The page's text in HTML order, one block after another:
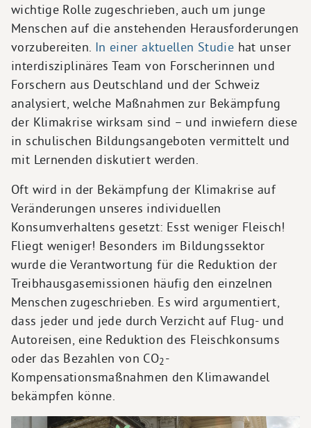
wichtige Rolle zugeschrieben, auch um junge
Menschen auf die anstehenden Herausforderungen
vorzubereiten. In einer aktuellen Studie hat unser
interdisziplinäres Team von Forscherinnen und
Forschern aus Deutschland und der Schweiz
analysiert, welche Maßnahmen zur Bekämpfung
der Klimakrise wirksam sind – und inwiefern diese
in schulischen Bildungsangeboten vermittelt und
mit Lernenden diskutiert werden.
Oft wird in der Bekämpfung der Klimakrise auf
Veränderungen unseres individuellen
Konsumverhaltens gesetzt: Esst weniger Fleisch!
Fliegt weniger! Besonders im Bildungssektor
wurde die Verantwortung für die Reduktion der
Treibhausgasemissionen häufig den einzelnen
Menschen zugeschrieben. Es wird argumentiert,
dass jeder und jede durch Verzicht auf Flug- und
Autoreisen, eine Reduktion des Fleischkonsums
oder das Bezahlen von CO2-
Kompensationsmaßnahmen den Klimawandel
bekämpfen könne.